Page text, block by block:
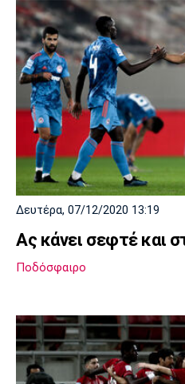
Δευτέρα, 07/12/2020 13:19
Ας κάνει σεφτέ και
Ποδόσφαιρο